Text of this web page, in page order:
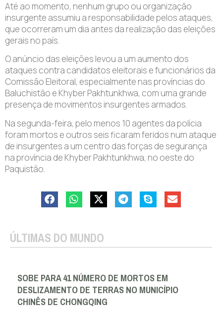
Até ao momento, nenhum grupo ou organização
insurgente assumiu a responsabilidade pelos ataques,
que ocorreram um dia antes da realização das eleições
gerais no país.
O anúncio das eleições levou a um aumento dos
ataques contra candidatos eleitorais e funcionários da
Comissão Eleitoral, especialmente nas províncias do
Baluchistão e Khyber Pakhtunkhwa, com uma grande
presença de movimentos insurgentes armados.
Na segunda-feira, pelo menos 10 agentes da polícia
foram mortos e outros seis ficaram feridos num ataque
de insurgentes a um centro das forças de segurança
na província de Khyber Pakhtunkhwa, no oeste do
Paquistão.
ÚLTIMAS DO MUNDO
SOBE PARA 41 NÚMERO DE MORTOS EM
DESLIZAMENTO DE TERRAS NO MUNICÍPIO
CHINÊS DE CHONGQING